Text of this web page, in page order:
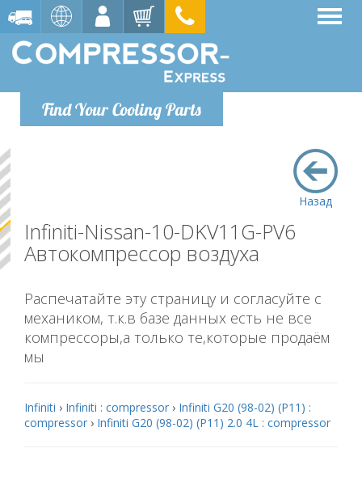
Find Your Cooling Parts
Назад
Infiniti-Nissan-10-DKV11G-PV6
Автокомпрессор воздуха
Распечатайте эту страницу и согласуйте с
механиком, т.к.в базе данных есть не все
компрессоры,а только те,которые продаём
мы
Infiniti › Infiniti : compressor › Infiniti G20 (98-02) (P11) :
compressor › Infiniti G20 (98-02) (P11) 2.0 4L : compressor